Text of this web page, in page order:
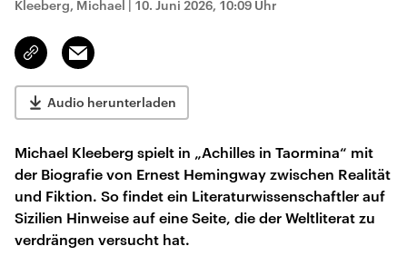
Kleeberg, Michael | 10. Juni 2026, 10:09 Uhr
Link
kopieren/teilen
Email
Audio herunterladen
Michael Kleeberg spielt in „Achilles in Taormina“ mit
der Biografie von Ernest Hemingway zwischen Realität
und Fiktion. So findet ein Literaturwissenschaftler auf
Sizilien Hinweise auf eine Seite, die der Weltliterat zu
verdrängen versucht hat.